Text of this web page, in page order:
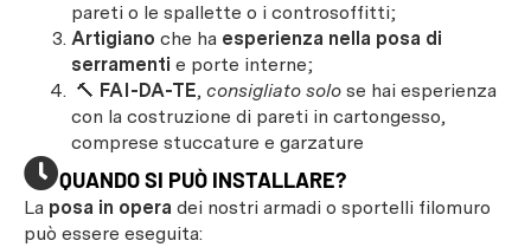
pareti o le spallette o i controsoffitti;
Artigiano che ha esperienza nella posa di
serramenti e porte interne;
🔨 FAI-DA-TE, consigliato solo se hai esperienza
con la costruzione di pareti in cartongesso,
comprese stuccature e garzature
QUANDO SI PUÒ INSTALLARE?
La posa in opera dei nostri armadi o sportelli filomuro
può essere eseguita: